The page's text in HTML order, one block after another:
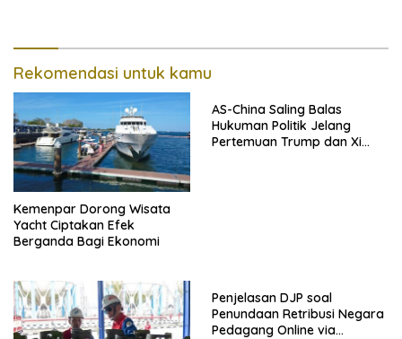
Rekomendasi untuk kamu
Kemenpar Dorong Wisata
Yacht Ciptakan Efek
Berganda Bagi Ekonomi
AS-China Saling Balas
Hukuman Politik Jelang
Pertemuan Trump dan Xi
Penjelasan DJP soal
Penundaan Retribusi Negara
Pedagang Online via